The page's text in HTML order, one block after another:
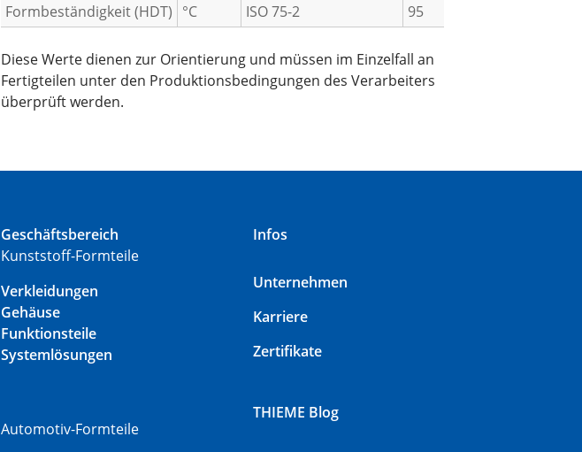
Formbeständigkeit (HDT) °C ISO 75-2 95
Diese Werte dienen zur Orientierung und müssen im Einzelfall an
Fertigteilen unter den Produktionsbedingungen des Verarbeiters
überprüft werden.
Geschäftsbereich
Kunststoff-Formteile
Verkleidungen
Gehäuse
Funktionsteile
Systemlösungen
Automotiv-Formteile
Infos
Unternehmen
Karriere
Zertifikate
THIEME Blog